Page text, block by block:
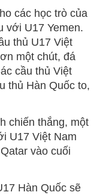
các học trò của
với U17 Yemen.
thủ U17 Việt
một chút, đá
cầu thủ Việt
thủ Hàn Quốc to,
chiến thắng, một
U17 Việt Nam
vào cuối
Hàn Quốc sẽ